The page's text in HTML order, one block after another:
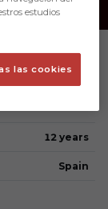
12 years
Spain
estudios
las cookies